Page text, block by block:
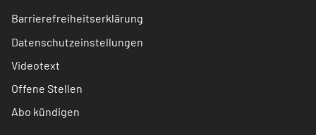
Barrierefreiheitserklärung
Datenschutzeinstellungen
Videotext
Offene Stellen
Abo kündigen